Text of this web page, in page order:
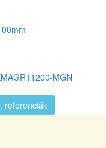
MGN
referenciák